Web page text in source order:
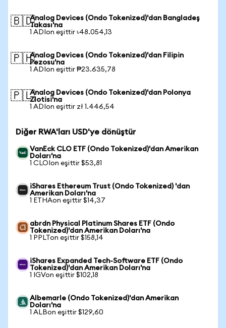
🇧🇩Analog Devices (Ondo Tokenized)'dan Bangladeş
Takası'na
1 ADIon eşittir ৳48.054,13
🇵🇭Analog Devices (Ondo Tokenized)'dan Filipin
Pezosu'na
1 ADIon eşittir ₱23.635,78
🇵🇱Analog Devices (Ondo Tokenized)'dan Polonya
Zlotisi'na
1 ADIon eşittir zł 1.446,54
Diğer RWA'ları USD'ye dönüştür
VanEck CLO ETF (Ondo Tokenized)'dan Amerikan
Doları'na
1 CLOIon eşittir $53,81
iShares Ethereum Trust (Ondo Tokenized) 'dan
Amerikan Doları'na
1 ETHAon eşittir $14,37
abrdn Physical Platinum Shares ETF (Ondo
Tokenized)'dan Amerikan Doları'na
1 PPLTon eşittir $158,14
iShares Expanded Tech-Software ETF (Ondo
Tokenized)'dan Amerikan Doları'na
1 IGVon eşittir $102,18
Albemarle (Ondo Tokenized)'dan Amerikan
Doları'na
1 ALBon eşittir $129,60